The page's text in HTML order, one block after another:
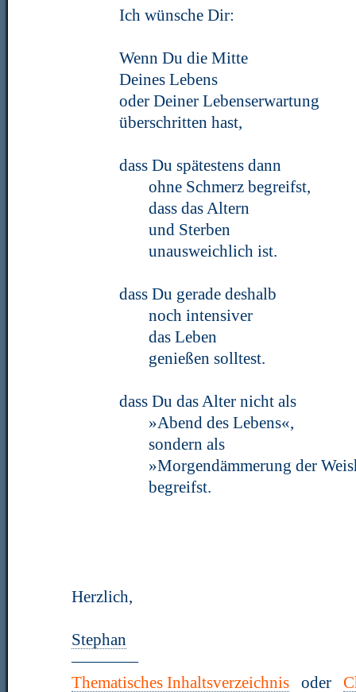
Ich wünsche Dir:
Wenn Du die Mitte
Deines Lebens
oder Deiner Lebenserwartung
überschritten hast,
dass Du spätestens dann
ohne Schmerz begreifst,
dass das Altern
und Sterben
unausweichlich ist.
dass Du gerade deshalb
noch intensiver
das Leben
genießen solltest.
dass Du das Alter nicht als
»Abend des Lebens«,
sondern als
»Morgendämmerung der
begreifst.
Herzlich,
Stephan
————
Thematisches Inhaltsverzeichnis
oder